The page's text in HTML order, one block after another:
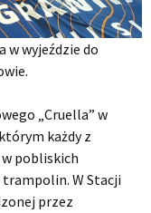
w wyjeździe do
„Cruella” w
każdy z
pobliskich
trampolin. W Stacji
przez